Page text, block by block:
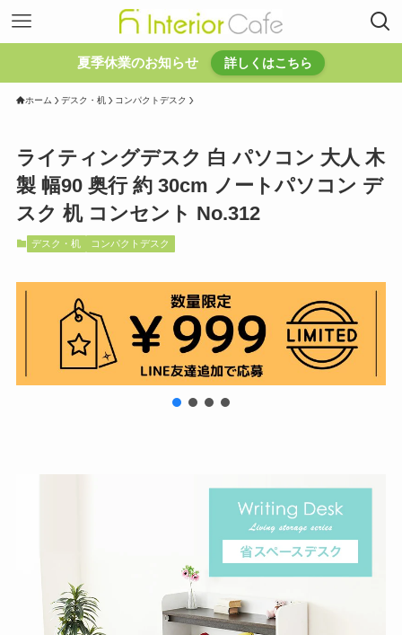
夏季休業のお知らせ 詳しくはこちら
ホーム デスク・机 コンパクトデスク
ライティングデスク 白 パソコン 大人 木
製 幅90 奥行 約 30cm ノートパソコン デ
スク 机 コンセント No.312
デスク・机 コンパクトデスク